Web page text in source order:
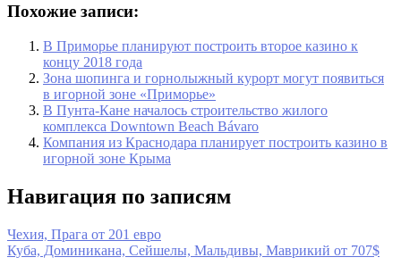
Похожие записи:
В Приморье планируют построить второе казино к
концу 2018 года
Зона шопинга и горнолыжный курорт могут появиться
в игорной зоне «Приморье»
В Пунта-Кане началось строительство жилого
комплекса Downtown Beach Bávaro
Компания из Краснодара планирует построить казино в
игорной зоне Крыма
Навигация по записям
Чехия, Прага от 201 евро
Куба, Доминикана, Сейшелы, Мальдивы, Маврикий от 707$